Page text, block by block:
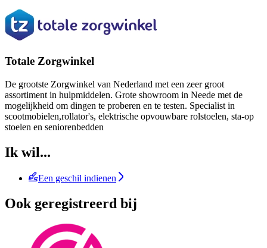
Totale Zorgwinkel
De grootste Zorgwinkel van Nederland met een zeer groot
assortiment in hulpmiddelen. Grote showroom in Neede met de
mogelijkheid om dingen te proberen en te testen. Specialist in
scootmobielen,rollator's, elektrische opvouwbare rolstoelen, sta-op
stoelen en seniorenbedden
Ik wil...
Een geschil indienen
Ook geregistreerd bij